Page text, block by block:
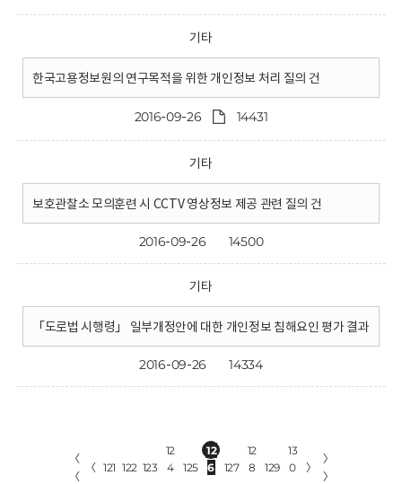
기타
한국고용정보원의 연구목적을 위한 개인정보 처리 질의 건
2016-09-26 14431
기타
보호관찰소 모의훈련 시 CCTV 영상정보 제공 관련 질의 건
2016-09-26 14500
기타
「도로법 시행령」 일부개정안에 대한 개인정보 침해요인 평가 결과
2016-09-26 14334
〈
〈
〈 121 122 123
12
4
125
12
6
127
12
8
129
13
0
〉
〉
〉